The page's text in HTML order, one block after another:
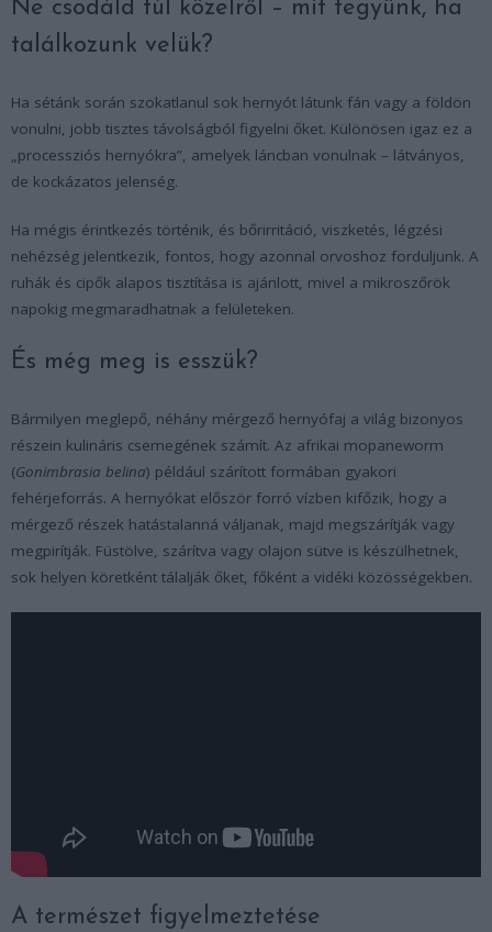
Ne csodáld túl közelről – mit tegyünk, ha
találkozunk velük?
Ha sétánk során szokatlanul sok hernyót látunk fán vagy a földön
vonulni, jobb tisztes távolságból figyelni őket. Különösen igaz ez a
„processziós hernyókra”, amelyek láncban vonulnak – látványos,
de kockázatos jelenség.
Ha mégis érintkezés történik, és bőrirritáció, viszketés, légzési
nehézség jelentkezik, fontos, hogy azonnal orvoshoz forduljunk. A
ruhák és cipők alapos tisztítása is ajánlott, mivel a mikroszőrök
napokig megmaradhatnak a felületeken.
És még meg is esszük?
Bármilyen meglepő, néhány mérgező hernyófaj a világ bizonyos
részein kulináris csemegének számít. Az afrikai mopaneworm
(Gonimbrasia belina) például szárított formában gyakori
fehérjeforrás. A hernyókat először forró vízben kifőzik, hogy a
mérgező részek hatástalanná váljanak, majd megszárítják vagy
megpirítják. Füstölve, szárítva vagy olajon sütve is készülhetnek,
sok helyen köretként tálalják őket, főként a vidéki közösségekben.
A természet figyelmeztetése